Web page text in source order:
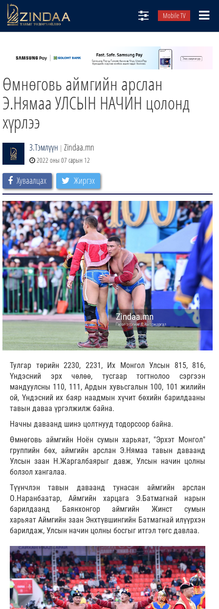
Mobile TV
ТВ8
ӨГЛӨӨНИЙ СОНИН
АУДИО ЗОХИОЛ
Өмнөговь аймгийн арслан
Э.Нямаа УЛСЫН НАЧИН цолонд
хүрлээ
З.Тэмлүүн | Zindaa.mn
2022 оны 07 сарын 12
Хуваалцах Жиргэх
Тулгар төрийн 2230, 2231, Их Монгол Улсын 815, 816,
Үндэсний эрх чөлөө, тусгаар тогтнолоо сэргээн
мандуулсны 110, 111, Ардын хувьсгалын 100, 101 жилийн
ой, Үндэсний их баяр наадмын хүчит бөхийн барилдааны
тавын даваа үргэлжилж байна.
Начны даваанд шинэ цолтнууд тодорсоор байна.
Өмнөговь аймгийн Ноён сумын харьяат, "Эрхэт Монгол"
группийн бөх, аймгийн арслан Э.Нямаа тавын даваанд
Улсын заан Н.Жаргалбаярыг давж, Улсын начин цолны
болзол хангалаа.
Түүнчлэн тавын даваанд тунасан аймгийн арслан
О.Наранбаатар, Аймгийн харцага Э.Батмагнай нарын
барилдаанд Баянхонгор аймгийн Жинст сумын
харьяат Аймгийн заан Энхтүвшингийн Батмагнай илүүрхэн
барилдаж, Улсын начин цолны босгыг итгэл төгс давлаа.